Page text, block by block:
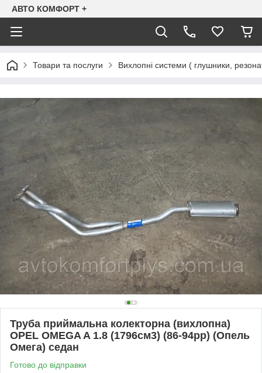
АВТО КОМФОРТ +
Товари та послуги Вихлопні системи ( глушники,
Труба приймальна колекторна (вихлопна)
OPEL OMEGA A 1.8 (1796см3) (86-94рр) (Опель
Омега) седан
Готово до відправки